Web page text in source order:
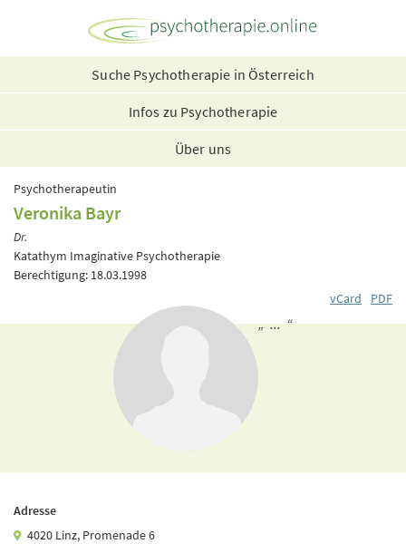
Suche Psychotherapie in Österreich
Infos zu Psychotherapie
Über uns
Psychotherapeutin
Veronika Bayr
Dr.
Katathym Imaginative Psychotherapie
Berechtigung: 18.03.1998
vCard
PDF
„ ... “
Adresse
4020 Linz, Promenade 6